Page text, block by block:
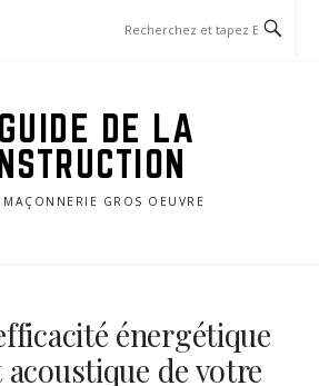
DE LA
MAÇONNERIE GROS OEUVRE
énergétique
de votre